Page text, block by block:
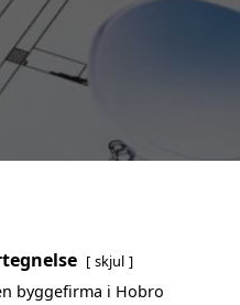
skjul
byggefirma i Hobro